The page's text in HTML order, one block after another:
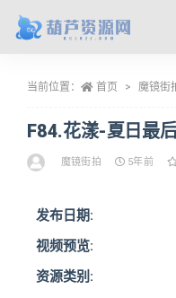
当前位置： 首页 魔镜街
F84.花漾-夏日最
魔镜街拍 5年前
发布日期:
视频预览:
资源类别: